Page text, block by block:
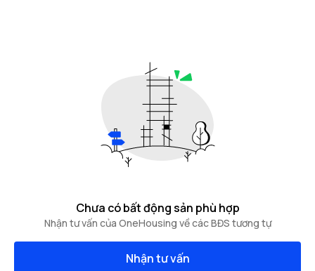
Chưa có bất động sản phù hợp
Nhận tư vấn của OneHousing về các BĐS tương tự
Nhận tư vấn